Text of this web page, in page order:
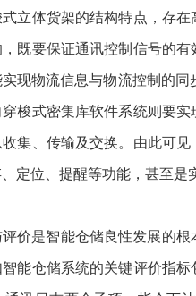
立体货架的结构特点，存
既要保证通讯控制信号的
现物流信息与物流控制的
梭式密集库软件系统则要
集、传输及交换。由此可
定位、提醒等功能，甚至是
价是智能仓储良性发展的
能仓储系统的关键评价指